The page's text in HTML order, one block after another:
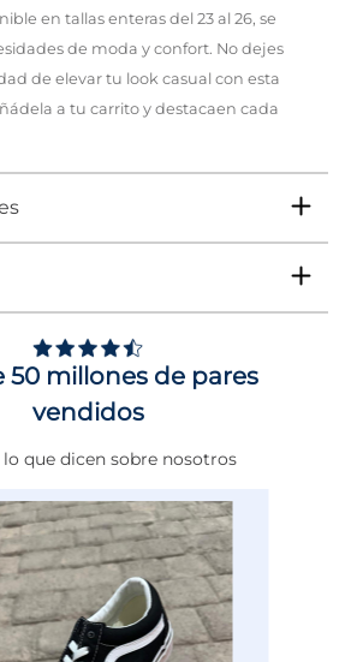
en tallas enteras del 23 al 26, se
de moda y confort. No dejes
de elevar tu look casual con esta
a tu carrito y destacaen cada
Mujer
ENTRE 11 Y 12 CMS
NORMAL
CAFE
50 millones de pares
vendidos
lo que dicen sobre nosotros